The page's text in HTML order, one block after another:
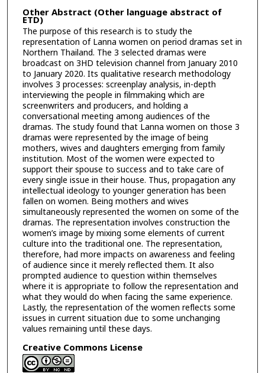
Other Abstract (Other language abstract of
ETD)
The purpose of this research is to study the
representation of Lanna women on period dramas set in
Northern Thailand. The 3 selected dramas were
broadcast on 3HD television channel from January 2010
to January 2020. Its qualitative research methodology
involves 3 processes: screenplay analysis, in-depth
interviewing the people in filmmaking which are
screenwriters and producers, and holding a
conversational meeting among audiences of the
dramas. The study found that Lanna women on those 3
dramas were represented by the image of being
mothers, wives and daughters emerging from family
institution. Most of the women were expected to
support their spouse to success and to take care of
every single issue in their house. Thus, propagation any
intellectual ideology to younger generation has been
fallen on women. Being mothers and wives
simultaneously represented the women on some of the
dramas. The representation involves construction the
women’s image by mixing some elements of current
culture into the traditional one. The representation,
therefore, had more impacts on awareness and feeling
of audience since it merely reflected them. It also
prompted audience to question within themselves
where it is appropriate to follow the representation and
what they would do when facing the same experience.
Lastly, the representation of the women reflects some
issues in current situation due to some unchanging
values remaining until these days.
Creative Commons License